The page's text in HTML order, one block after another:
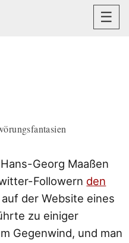
☰
Georg Maaßen
Followern den
auf der Website eines
zu einiger
Gegenwind, und man